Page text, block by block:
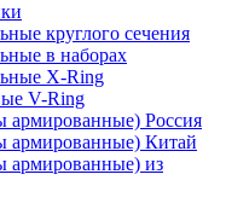
круглого сечения
в наборах
Х-Ring
V-Ring
армированные) Россия
армированные) Китай
армированные) из